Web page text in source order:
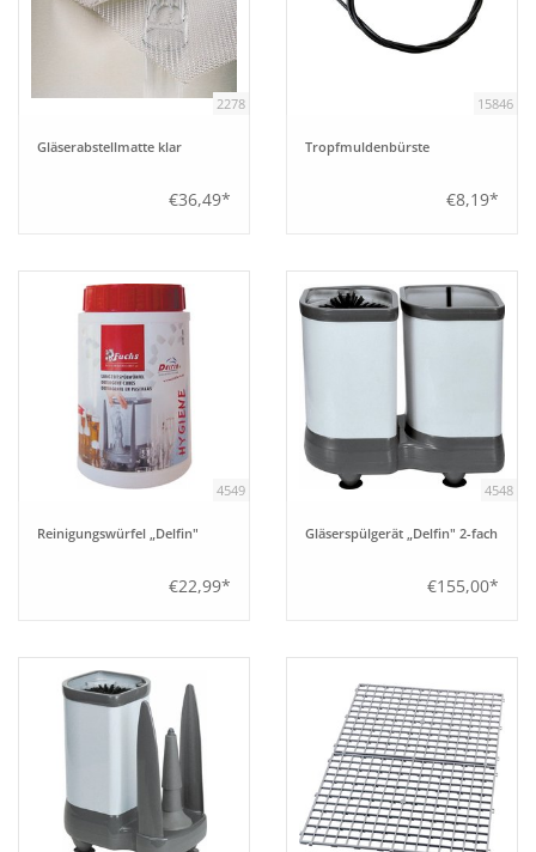
Bar
Einrichtung
Berufsbekleidung
Fuchs Blog
2278
Gläserabstellmatte klar
€36,49*
15846
Tropfmuldenbürste
€8,19*
4549
Reinigungswürfel „Delfin"
€22,99*
4548
Gläserspülgerät „Delfin" 2-fach
€155,00*